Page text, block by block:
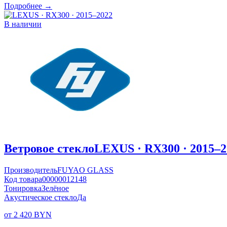
Подробнее →
В наличии
Ветровое стеклоLEXUS · RX300 ·
ПроизводительFUYAO GLASS
Код товара00000012148
ТонировкаЗелёное
Акустическое стеклоДа
от 2 420 BYN